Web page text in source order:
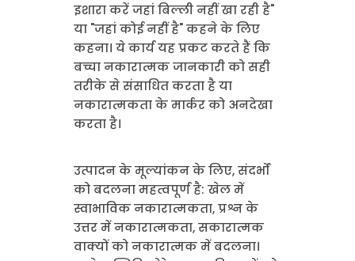
इशारा करें जहां बिल्ली नहीं खा रही है"
या "जहां कोई नहीं है" कहने के लिए
कहना। ये कार्य यह प्रकट करते हैं कि
बच्चा नकारात्मक जानकारी को सही
तरीके से संसाधित करता है या
नकारात्मकता के मार्कर को अनदेखा
करता है।
उत्पादन के मूल्यांकन के लिए, संदर्भों
को बदलना महत्वपूर्ण है: खेल में
स्वाभाविक नकारात्मकता, प्रश्न के
उत्तर में नकारात्मकता, सकारात्मक
वाक्यों को नकारात्मक में बदलना।